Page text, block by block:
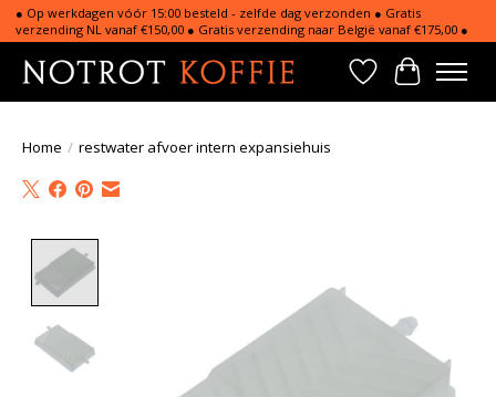
● Op werkdagen vóór 15:00 besteld - zelfde dag verzonden ● Gratis
verzending NL vanaf €150,00 ● Gratis verzending naar België vanaf €175,00 ●
Verlanglijst
Home / restwater afvoer intern expansiehuis